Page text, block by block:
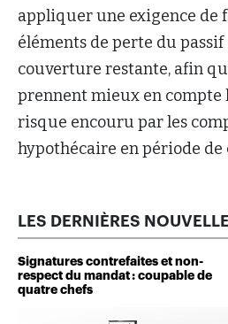
appliquer une exigence de
éléments de perte du
couverture restante, afin
prennent mieux en compte
risque encouru par les
hypothécaire en période de
LES DERNIÈRES
Signatures contrefaites et non-
respect du mandat : coupable de
quatre chefs